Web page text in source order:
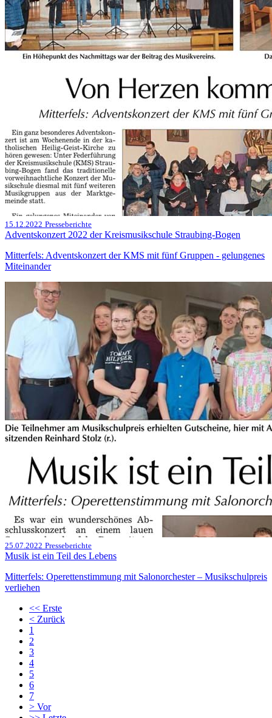
15.12.2022 Presseberichte
Adventskonzert 2022 der Kreismusikschule Straubing-Bogen
Mitterfels: Adventskonzert der KMS mit fünf Gruppen - gelungenes
Miteinander
25.07.2022 Presseberichte
Musik ist ein Teil des Lebens
Mitterfels: Operettenstimmung mit Salonorchester – Musikschulpreis
verliehen
<< Erste
< Zurück
1
2
3
4
5
6
7
> Vor